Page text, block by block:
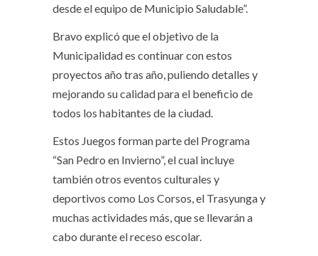
desde el equipo de Municipio Saludable”.
Bravo explicó que el objetivo de la
Municipalidad es continuar con estos
proyectos año tras año, puliendo detalles y
mejorando su calidad para el beneficio de
todos los habitantes de la ciudad.
Estos Juegos forman parte del Programa
“San Pedro en Invierno”, el cual incluye
también otros eventos culturales y
deportivos como Los Corsos, el Trasyunga y
muchas actividades más, que se llevarán a
cabo durante el receso escolar.